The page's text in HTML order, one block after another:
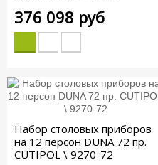
376 098 руб
Набор столовых приборов
на 12 персон DUNA 72 пр.
CUTIPOL \ 9270-72